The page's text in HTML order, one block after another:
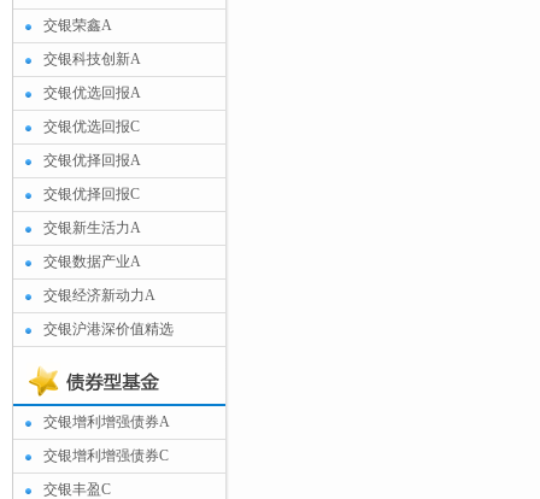
交银荣鑫A
交银科技创新A
交银优选回报A
交银优选回报C
交银优择回报A
交银优择回报C
交银新生活力A
交银数据产业A
交银经济新动力A
交银沪港深价值精选
交银增利增强债券A
交银增利增强债券C
交银丰盈C